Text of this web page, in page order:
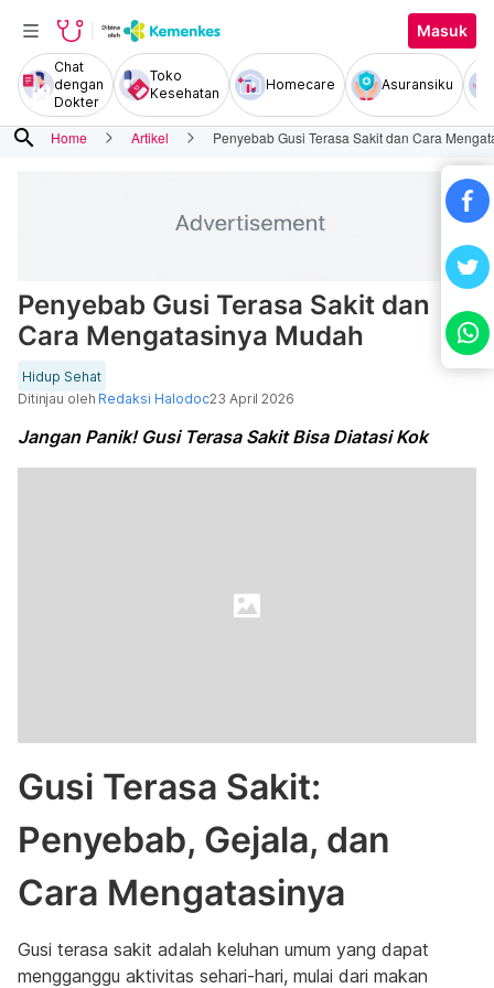
Masuk
Chat
dengan
Dokter
Toko
Kesehatan
Homecare Asuransiku
search Home Artikel Penyebab Gusi Terasa Sakit dan Cara
Penyebab Gusi Terasa Sakit dan
Cara Mengatasinya Mudah
Hidup Sehat
Ditinjau oleh Redaksi Halodoc23 April 2026
Jangan Panik! Gusi Terasa Sakit Bisa Diatasi Kok
Gusi Terasa Sakit:
Penyebab, Gejala, dan
Cara Mengatasinya
Gusi terasa sakit adalah keluhan umum yang dapat
mengganggu aktivitas sehari-hari, mulai dari makan